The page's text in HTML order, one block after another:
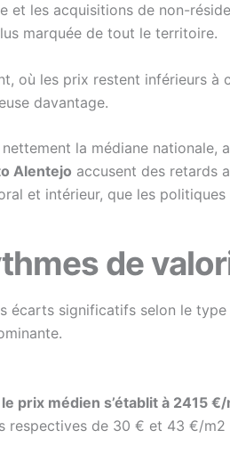
les acquisitions de non-
marquée de tout le territoire.
où les prix restent inférieurs à
davantage.
la médiane nationale,
Alentejo accusent des retards
et intérieur, que les
de
écarts significatifs selon le
prix médien s’établit à 2415
respectives de 30 € et 43 €/